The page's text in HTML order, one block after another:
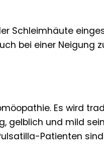
Schleimhäute
bei einer Neigung
Es wird
gelblich und mild
Patienten